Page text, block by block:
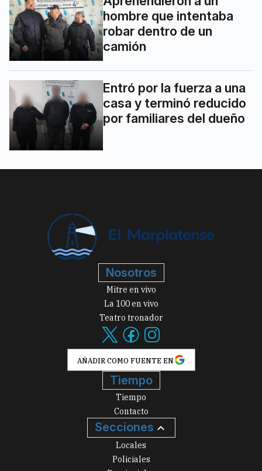
hombre que intentaba
robar dentro de un
camión
Entró por la fuerza a una
casa y terminó reducido
por familiares del dueño
Nosotros
Mitre en vivo
La 100 en vivo
Teatro tronador
AÑADIR COMO FUENTE EN
Tiempo
Tiempo
Contacto
Secciones
Locales
Policiales